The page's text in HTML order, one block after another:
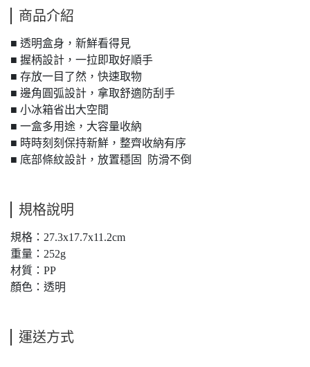
商品介紹
■ 透明盒身，新鮮看得見
■ 握柄設計，一拉即取好順手
■ 存放一目了然，快速取物
■ 邊角圓弧設計，拿取舒適防刮手
■ 小冰箱省出大空間
■ 一盒多用途，大容量收納
■ 時時刻刻保持新鮮，整齊收納有序
■ 底部條紋設計，放置穩固 防滑不倒
規格說明
規格：27.3x17.7x11.2cm
重量：252g
材質：PP
顏色：透明
運送方式